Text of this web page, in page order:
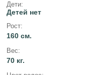
Дети:
Детей нет
Рост:
160 см.
Вес:
70 кг.